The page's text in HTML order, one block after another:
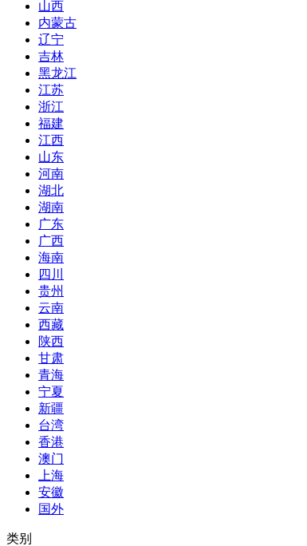
山西
内蒙古
辽宁
吉林
黑龙江
江苏
浙江
福建
江西
山东
河南
湖北
湖南
广东
广西
海南
四川
贵州
云南
西藏
陕西
甘肃
青海
宁夏
新疆
台湾
香港
澳门
上海
安徽
国外
类别